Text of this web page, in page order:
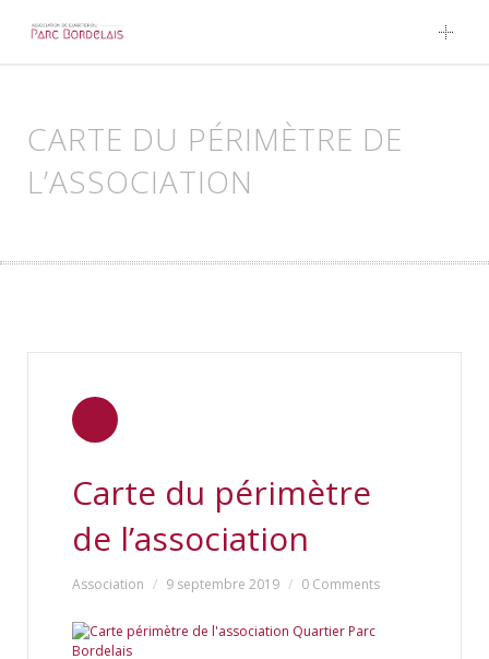
Skip to content
CARTE DU PÉRIMÈTRE DE
L’ASSOCIATION
Carte du périmètre
de l’association
Association 9 septembre 2019 0 Comments